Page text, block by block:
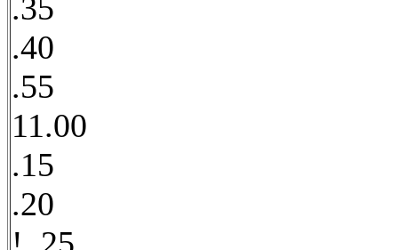
.35
.40
.55
11.00
.15
.20